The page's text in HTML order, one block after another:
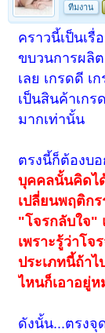
ทีมงาน
คราวนี้เป็นเรื่
ขบวนการผลิ
เลย เกรดดี
เป็นสินค้าเกร
มากเท่านั้น
ตรงนี้ก็ต้องบ
บุคคลนั้นคิดไ
เปลี่ยนพฤติก
"โจรกลับใจ"
เพราะรู้ว่าโจ
ประเภทนี้ถ้า
ไหนก็เอาอยู่ห
ดังนั้น...ตรงจุ